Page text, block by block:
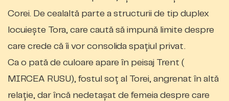
Corei. De cealaltă parte a structurii de tip duplex
locuiește Tora, care caută să impună limite despre
care crede că îi vor consolida spațiul privat.
Ca o pată de culoare apare în peisaj Trent (
MIRCEA RUSU), fostul soț al Torei, angrenat în altă
relație, dar încă nedetașat de femeia despre care